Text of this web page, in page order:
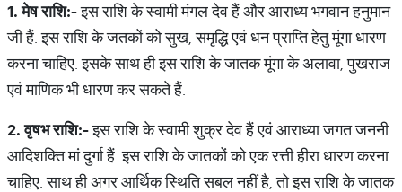
1.मेषराशि:-इस राशि के स्वामी मंगल देव हैं और आराध्य भगवान हनुमान
जी हैं. इस राशि के जतकों को सुख, समृद्धि एवं धन प्राप्ति हेतु मूंगा धारण
करना चाहिए. इसके साथ ही इस राशि के जातक मूंगा के अलावा, पुखराज
एवं माणिक भी धारण कर सकते हैं.
2.वृषभराशि:-इस राशि के स्वामी शुक्र देव हैं एवं आराध्या जगत जननी
आदिशक्ति मां दुर्गा हैं. इस राशि के जातकों को एक रत्ती हीरा धारण करना
चाहिए. साथ ही अगर आर्थिक स्थिति सबल नहीं है, तो इस राशि के जातक